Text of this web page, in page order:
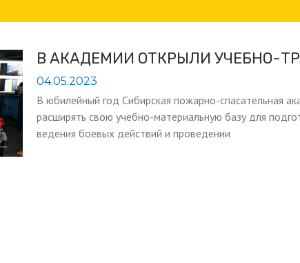
В АКАДЕМИИ ОТКРЫЛИ УЧЕБНО-
04.05.2023
В юбилейный год Сибирская пожарно-спасательная
расширять свою учебно-материальную базу для
ведения боевых действий и проведении